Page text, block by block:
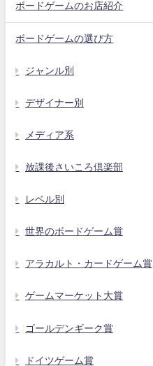
ボードゲームのお店紹介
ボードゲームの選び方
ジャンル別
デザイナー別
メディア系
放課後さいころ倶楽部
レベル別
世界のボードゲーム賞
アラカルト・カードゲーム賞
ゲームマーケット大賞
ゴールデンギーク賞
ドイツゲーム賞